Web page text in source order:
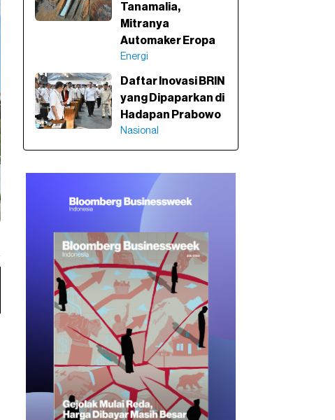
Tanamalia,
Mitranya
Automaker Eropa
Energi
Daftar Inovasi BRIN
yang Dipaparkan di
Hadapan Prabowo
Nasional